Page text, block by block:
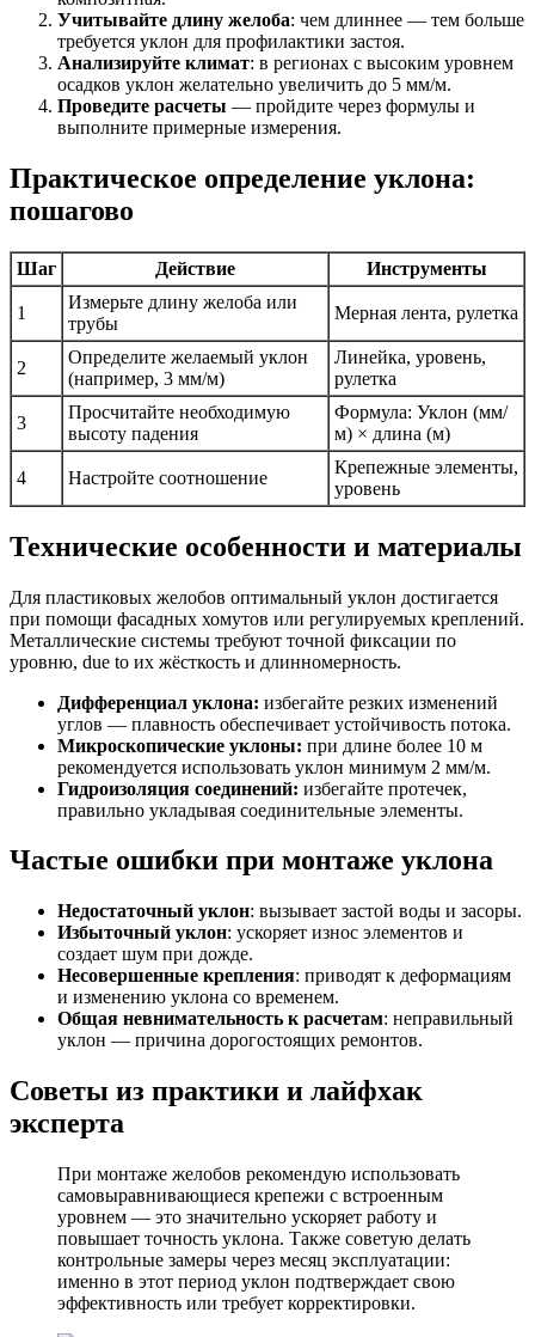
Учитывайте длину желоба: чем длиннее — тем больше
требуется уклон для профилактики застоя.
Анализируйте климат: в регионах с высоким уровнем
осадков уклон желательно увеличить до 5 мм/м.
Проведите расчеты — пройдите через формулы и
выполните примерные измерения.
Практическое определение уклона:
пошагово
Шаг Действие Инструменты
1
Измерьте длину желоба или
трубы
Мерная лента, рулетка
2
Определите желаемый уклон
(например, 3 мм/м)
Линейка, уровень,
рулетка
3
Просчитайте необходимую
высоту падения
Формула: Уклон (мм/
м) × длина (м)
4 Настройте соотношение
Крепежные элементы,
уровень
Технические особенности и материалы
Для пластиковых желобов оптимальный уклон достигается
при помощи фасадных хомутов или регулируемых креплений.
Металлические системы требуют точной фиксации по
уровню, due to их жёсткость и длинномерность.
Дифференциал уклона: избегайте резких изменений
углов — плавность обеспечивает устойчивость потока.
Микроскопические уклоны: при длине более 10 м
рекомендуется использовать уклон минимум 2 мм/м.
Гидроизоляция соединений: избегайте протечек,
правильно укладывая соединительные элементы.
Частые ошибки при монтаже уклона
Недостаточный уклон: вызывает застой воды и засоры.
Избыточный уклон: ускоряет износ элементов и
создает шум при дожде.
Несовершенные крепления: приводят к деформациям
и изменению уклона со временем.
Общая невнимательность к расчетам: неправильный
уклон — причина дорогостоящих ремонтов.
Советы из практики и лайфхак
эксперта
При монтаже желобов рекомендую использовать
самовыравнивающиеся крепежи с встроенным
уровнем — это значительно ускоряет работу и
повышает точность уклона. Также советую делать
контрольные замеры через месяц эксплуатации:
именно в этот период уклон подтверждает свою
эффективность или требует корректировки.